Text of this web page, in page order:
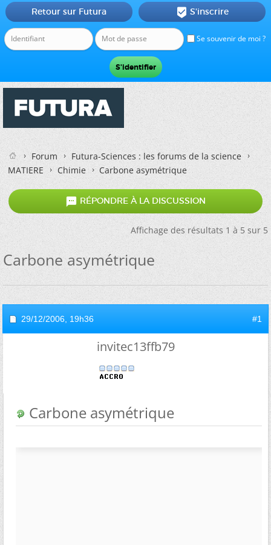
Se souvenir de moi ?
Retour sur Futura  S'inscrire
Forum
Futura-Sciences : les forums de la science
MATIERE
Chimie Carbone asymétrique
 RÉPONDRE À LA DISCUSSION
Affichage des résultats 1 à 5 sur 5
Carbone asymétrique
29/12/2006, 19h36 #1
invitec13ffb79
Carbone asymétrique